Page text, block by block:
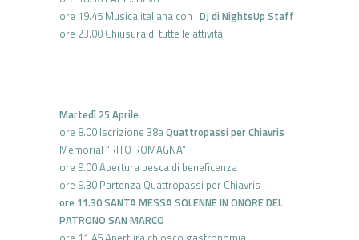
ore 19.45 Musica italiana con i DJ di NightsUp Staff
ore 23.00 Chiusura di tutte le attività
Martedì 25 Aprile
ore 8.00 Iscrizione 38aQuattropassi per Chiavris
Memorial “RITO ROMAGNA”
ore 9.00 Apertura pesca di beneficenza
ore 9.30 Partenza Quattropassi per Chiavris
ore 11.30 SANTA MESSA SOLENNE IN ONORE DEL
PATRONO SAN MARCO